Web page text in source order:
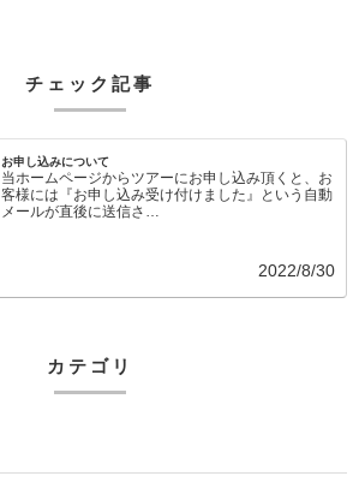
チェック記事
お申し込みについて
当ホームページからツアーにお申し込み頂くと、お
客様には『お申し込み受け付けました』という自動
メールが直後に送信さ…
2022/8/30
カテゴリ